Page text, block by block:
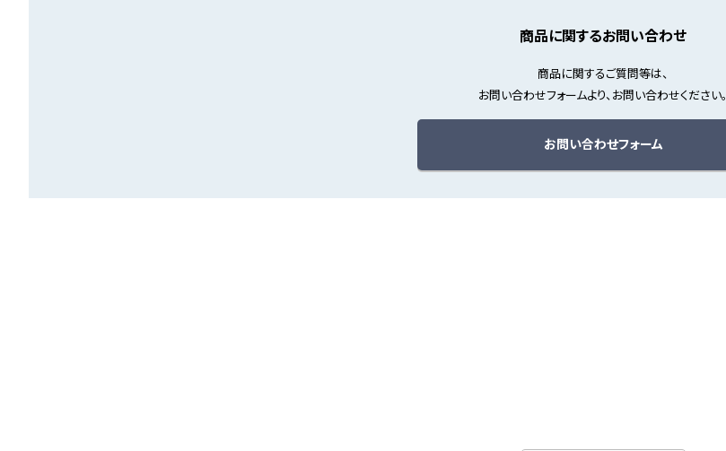
商品に関するお問い合わせ
商品に関するご質問等は、
お問い合わせフォームより、お問い合わせください。
お問い合わせフォーム